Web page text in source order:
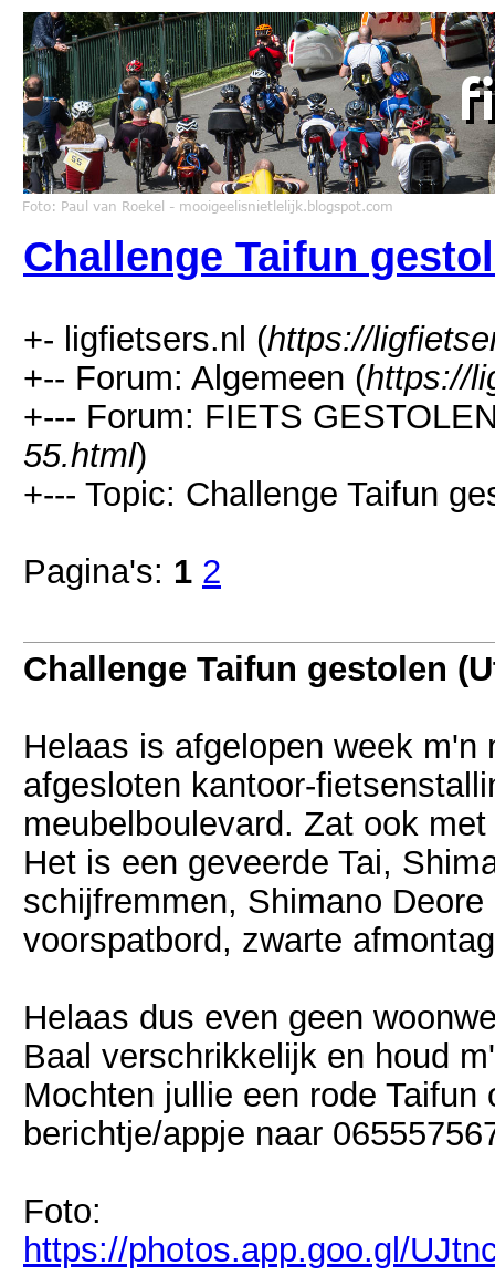
Challenge Taifun
+- ligfietsers.nl (https://
+-- Forum: Algemeen (https://
+--- Forum: FIETS
55.html)
+--- Topic: Challenge Taifun
Pagina's: 1 2
Challenge Taifun gestolen
Helaas is afgelopen week m'n
afgesloten kantoor-
meubelboulevard. Zat ook
Het is een geveerde Tai,
schijfremmen, Shimano
voorspatbord, zwarte
Helaas dus even geen
Baal verschrikkelijk en houd
Mochten jullie een rode
berichtje/appje naar
Foto:
https://photos.app.goo.gl/